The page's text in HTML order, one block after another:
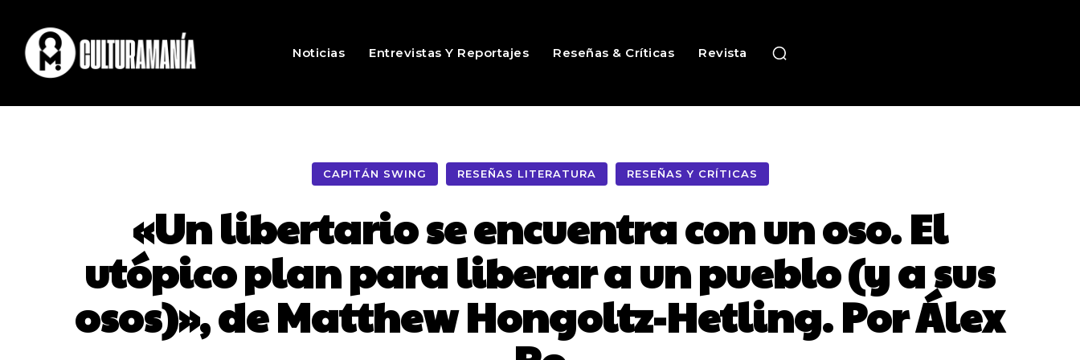
Noticias Entrevistas Y Reportajes Reseñas & Críticas Revista
CAPITÁN SWING RESEÑAS LITERATURA RESEÑAS Y CRÍTICAS
«Un libertario se encuentra con un oso. El
utópico plan para liberar a un pueblo (y a sus
osos)», de Matthew Hongoltz-Hetling. Por Álex